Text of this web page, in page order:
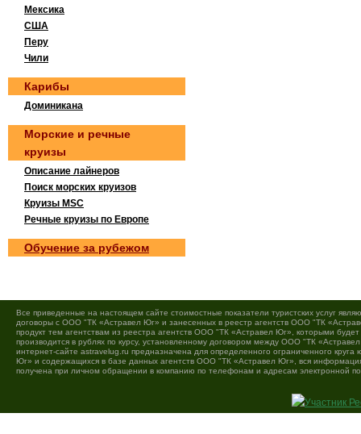
Мексика
США
Перу
Чили
Карибы
Доминикана
Морские и речные
круизы
Описание лайнеров
Поиск морских круизов
Круизы MSC
Речные круизы по Европе
Обучение за рубежом
Все приведенные на настоящем сайте стоимостные показатели туристских услуг
договоры с ООО "ТК «Астравел Юг» и занесенных в реестр агентств ООО "ТК
продукт тем агентствам из реестра агентств ООО "ТК «Астравел Юг», которыми
производится в рублях по курсу, установленному договором между ООО "ТК
интернет-сайте astravelug.ru предназначена для определенного ограниченного
Юг» и содержащихся в базе данных агентств ООО "ТК «Астравел Юг», вся
получена при личном обращении в компанию по телефонам и адресам электронной